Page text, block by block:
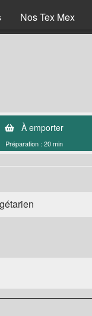
Nos Tex Mex
À emporter
Préparation : 20 min